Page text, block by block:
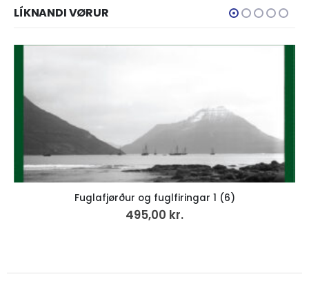
LÍKNANDI VØRUR
Støddfrøði 8, Uppgávubók
258,00kr.